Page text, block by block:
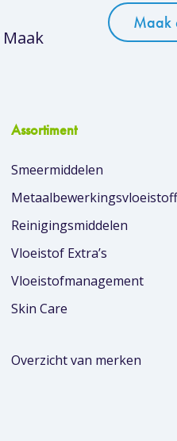
Maak
Assortiment
Smeermiddelen
Reinigingsmiddelen
Vloeistof Extra’s
Vloeistofmanagement
Skin Care
Overzicht van merken